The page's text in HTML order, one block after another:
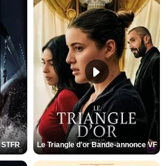
Le Triangle d'or Bande-annonce VF